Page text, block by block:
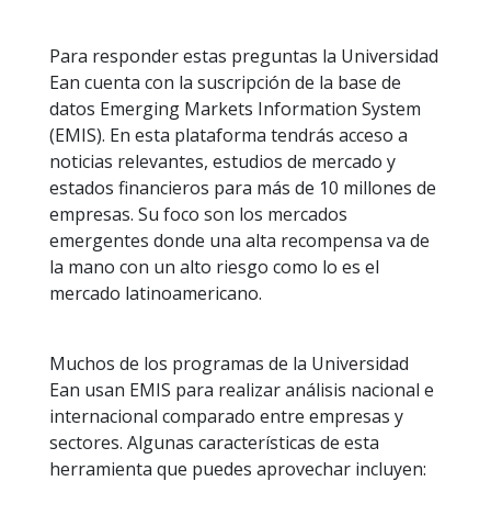
Para responder estas preguntas la Universidad
Ean cuenta con la suscripción de la base de
datos Emerging Markets Information System
(EMIS). En esta plataforma tendrás acceso a
noticias relevantes, estudios de mercado y
estados financieros para más de 10 millones de
empresas. Su foco son los mercados
emergentes donde una alta recompensa va de
la mano con un alto riesgo como lo es el
mercado latinoamericano.
Muchos de los programas de la Universidad
Ean usan EMIS para realizar análisis nacional e
internacional comparado entre empresas y
sectores. Algunas características de esta
herramienta que puedes aprovechar incluyen: